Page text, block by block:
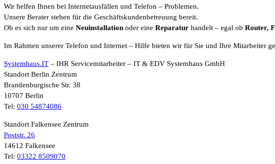
Wir helfen Ihnen bei Internetausfällen und Telefon – Problemen.
Unsere Berater stehen für die Geschäftskundenbetreuung bereit.
Ob es sich nur um eine Neuinstallation oder eine Reparatur handelt – egal ob Router,
Im Rahmen unserer Telefon und Internet – Hilfe bieten wir für Sie und Ihre Mitarbeiter
Systemhaus.IT – IHR Servicemitarbeiter – IT & EDV Systemhaus GmbH
Standort Berlin Zentrum
Brandenburgische Str. 38
10707 Berlin
Tel: 030 54874086
Standort Falkensee Zentrum
Poststr. 26
14612 Falkensee
Tel: 03322 8509070